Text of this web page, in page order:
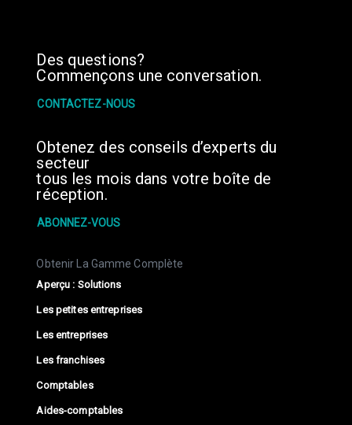
Des questions?
Commençons une conversation.
CONTACTEZ-NOUS
Obtenez des conseils d’experts du
secteur
tous les mois dans votre boîte de
réception.
ABONNEZ-VOUS
Obtenir La Gamme Complète
Aperçu : Solutions
Les petites entreprises
Les entreprises
Les franchises
Comptables
Aides-comptables